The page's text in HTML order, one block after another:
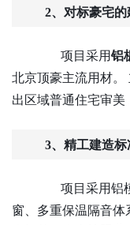
2、对标豪宅的
项目采用铝
北京顶豪主流用材。
出区域普通住宅审美
3、精工建造标
项目采用铝模
窗、多重保温隔音体